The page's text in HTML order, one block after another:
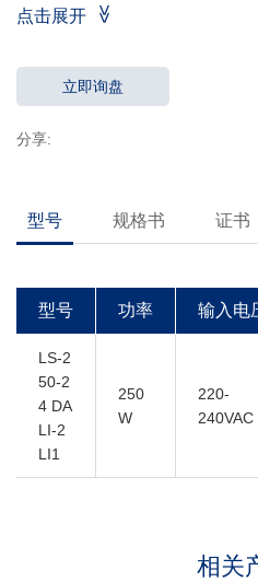
·DALI协议251,252,253
·效率> 91％
·高功率因数
·5年质保
点击展开
立即询盘
分享:
型号 规格书 证书
型号 功率 输入电
LS-2
50-2
4 DA
LI-2
LI1
250
W
220-
240VAC
相关